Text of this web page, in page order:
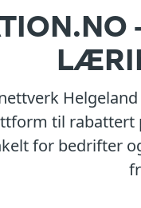
til rabattert
for bedrifter